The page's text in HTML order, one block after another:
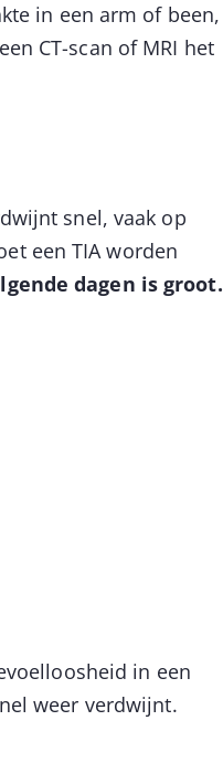
in een arm of been,
CT-scan of MRI het
snel, vaak op
een TIA worden
dagen is groot.
in een
weer verdwijnt.